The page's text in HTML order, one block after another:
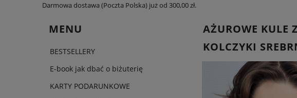
Darmowa dostawa (Poczta Polska) już od 300,00 zł.
MENU
BESTSELLERY
E-book jak dbać o biżuterię
KARTY PODARUNKOWE
AŻUROWE KULE
KOLCZYKI